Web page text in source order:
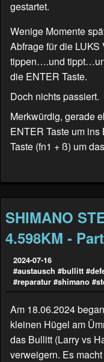
gestartet.
Wenige Momente
Abfrage für die
tippen….und
die ENTER Taste.
Doch nichts passiert.
Merkwürdig, gerade
ENTER Taste um
Taste (fn1 + ß) um
SHIMANO
4.598KM -
2024-07-16
#austausch #bullitt
#reparatur #shimano
Am 18.06.2024
kleinen Hügel am
das Bullitt (Larry vs
verweigern. Es